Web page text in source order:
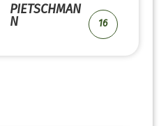
PIETSCHMAN
N
16